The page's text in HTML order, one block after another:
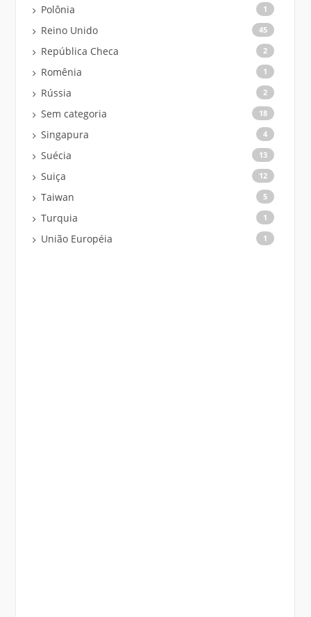
Polônia 1
Reino Unido 45
República Checa 2
Romênia 1
Rússia 2
Sem categoria 18
Singapura 4
Suécia 13
Suiça 12
Taiwan 5
Turquia 1
União Européia 1